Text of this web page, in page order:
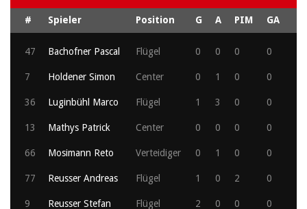
# Spieler Position G A PIM GA
47 Bachofner Pascal Flügel 0 0 0 0
7 Holdener Simon Center 0 1 0 0
36 Luginbühl Marco Flügel 1 3 0 0
13 Mathys Patrick Center 0 0 0 0
66 Mosimann Reto Verteidiger 0 1 0 0
77 Reusser Andreas Flügel 1 0 2 0
9 Reusser Stefan Flügel 2 0 0 0